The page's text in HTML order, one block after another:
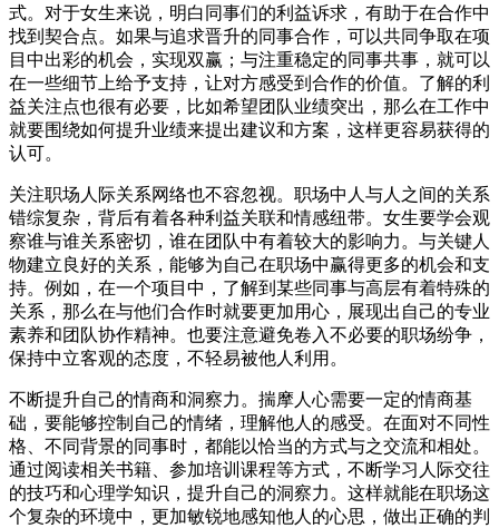
式。对于女生来说，明白同事们的利益诉求，有助于在合作中
找到契合点。如果与追求晋升的同事合作，可以共同争取在项
目中出彩的机会，实现双赢；与注重稳定的同事共事，就可以
在一些细节上给予支持，让对方感受到合作的价值。了解的利
益关注点也很有必要，比如希望团队业绩突出，那么在工作中
就要围绕如何提升业绩来提出建议和方案，这样更容易获得的
认可。
关注职场人际关系网络也不容忽视。职场中人与人之间的关系
错综复杂，背后有着各种利益关联和情感纽带。女生要学会观
察谁与谁关系密切，谁在团队中有着较大的影响力。与关键人
物建立良好的关系，能够为自己在职场中赢得更多的机会和支
持。例如，在一个项目中，了解到某些同事与高层有着特殊的
关系，那么在与他们合作时就要更加用心，展现出自己的专业
素养和团队协作精神。也要注意避免卷入不必要的职场纷争，
保持中立客观的态度，不轻易被他人利用。
不断提升自己的情商和洞察力。揣摩人心需要一定的情商基
础，要能够控制自己的情绪，理解他人的感受。在面对不同性
格、不同背景的同事时，都能以恰当的方式与之交流和相处。
通过阅读相关书籍、参加培训课程等方式，不断学习人际交往
的技巧和心理学知识，提升自己的洞察力。这样就能在职场这
个复杂的环境中，更加敏锐地感知他人的心思，做出正确的判